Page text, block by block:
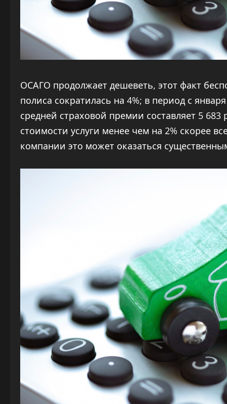
ОСАГО продолжает дешеветь, этот факт
полиса сократилась на 4%; в период с
средней страховой премии составляет 5
стоимости услуги менее чем на 2% скорее
компании это может оказаться